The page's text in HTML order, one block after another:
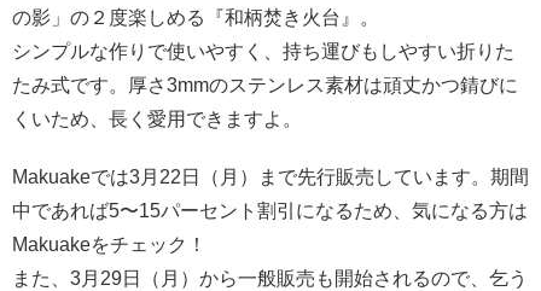
の影」の２度楽しめる『和柄焚き火台』。
シンプルな作りで使いやすく、持ち運びもしやすい折りた
たみ式です。厚さ3mmのステンレス素材は頑丈かつ錆びに
くいため、長く愛用できますよ。
Makuakeでは3月22日（月）まで先行販売しています。期間
中であれば5〜15パーセント割引になるため、気になる方は
Makuakeをチェック！
また、3月29日（月）から一般販売も開始されるので、乞う